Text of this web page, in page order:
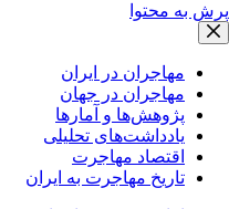
پرش به محتوا
مهاجران در ایران
مهاجران در جهان
پژوهش‌ها و آمارها
یادداشت‌های تحلیلی
اقتصاد مهاجرت
تاریخ مهاجرت به ایران